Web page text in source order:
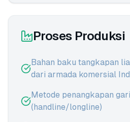
Proses Produksi
Bahan baku tangkapan
dari armada komersial
Metode penangkapan
(handline/longline)